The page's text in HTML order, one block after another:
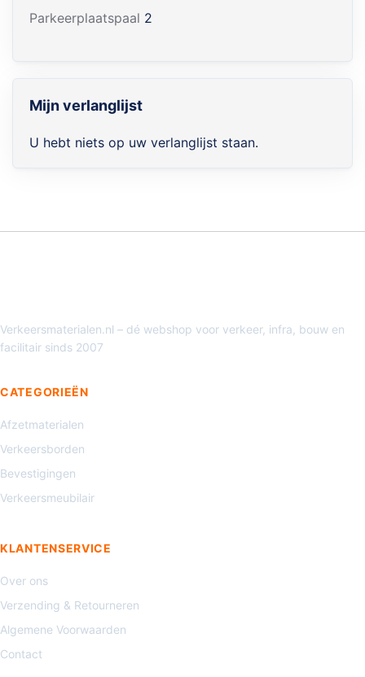
Parkeerplaatspaal 2
Mijn verlanglijst
U hebt niets op uw verlanglijst staan.
Verkeersmaterialen.nl – dé webshop voor verkeer, infra, bouw en
facilitair sinds 2007
CATEGORIEËN
Afzetmaterialen
Verkeersborden
Bevestigingen
Verkeersmeubilair
KLANTENSERVICE
Over ons
Verzending & Retourneren
Algemene Voorwaarden
Contact